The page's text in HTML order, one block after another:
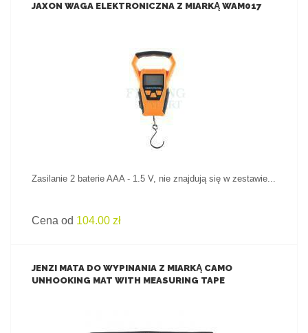
JAXON WAGA ELEKTRONICZNA Z MIARKĄ WAM017
ZOBACZ PRODUKT
Zasilanie 2 baterie AAA - 1.5 V, nie znajdują się w zestawie...
Cena od 104.00 zł
JENZI MATA DO WYPINANIA Z MIARKĄ CAMO
UNHOOKING MAT WITH MEASURING TAPE